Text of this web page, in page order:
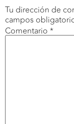
Tu dirección de
campos
Comentario *